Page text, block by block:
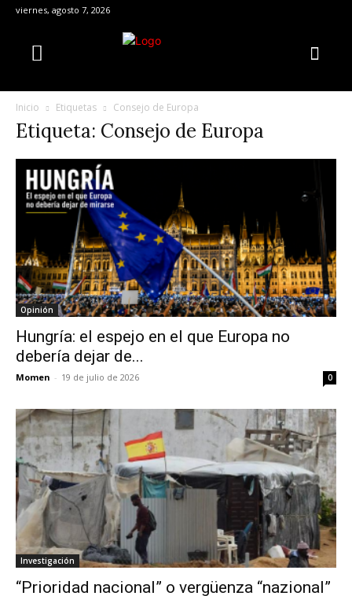
viernes, agosto 7, 2026
Inicio Etiquetas Consejo de Europa
Etiqueta: Consejo de Europa
Opinión
Hungría: el espejo en el que Europa no
debería dejar de...
Momen - 19 de julio de 2026 0
Investigación
“Prioridad nacional” o vergüenza “nazional”